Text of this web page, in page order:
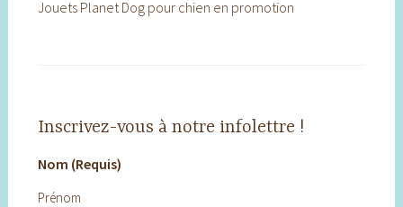
Jouets Planet Dog pour chien en promotion
Inscrivez-vous à notre infolettre !
Nom (Requis)
Prénom